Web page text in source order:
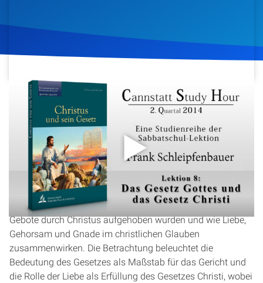
22. Mai 2014 Klicks Download
In dieser Lektion der Cannstatt Study Hour 2014 Q2 mit
dem Titel „Christus und Sein Gesetz“ untersucht Frank
Schleipfenbauer die Beziehung zwischen dem Gesetz
Gottes und dem Gesetz Christi. Es wird erörtert, ob die Zehn
Gebote durch Christus aufgehoben wurden und wie Liebe,
Gehorsam und Gnade im christlichen Glauben
zusammenwirken. Die Betrachtung beleuchtet die
Bedeutung des Gesetzes als Maßstab für das Gericht und
die Rolle der Liebe als Erfüllung des Gesetzes Christi, wobei
Über Uns
Kontakt
Spenden